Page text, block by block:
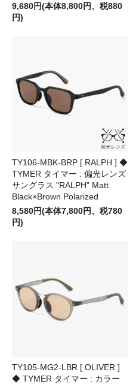
9,680円(本体8,800円、税880
円)
TY106-MBK-BRP [ RALPH ] ◆
TYMER タイマー : 偏光レンズ
サングラス "RALPH" Matt
Black×Brown Polarized
8,580円(本体7,800円、税780
円)
TY105-MG2-LBR [ OLIVER ]
◆ TYMER タイマー : カラー